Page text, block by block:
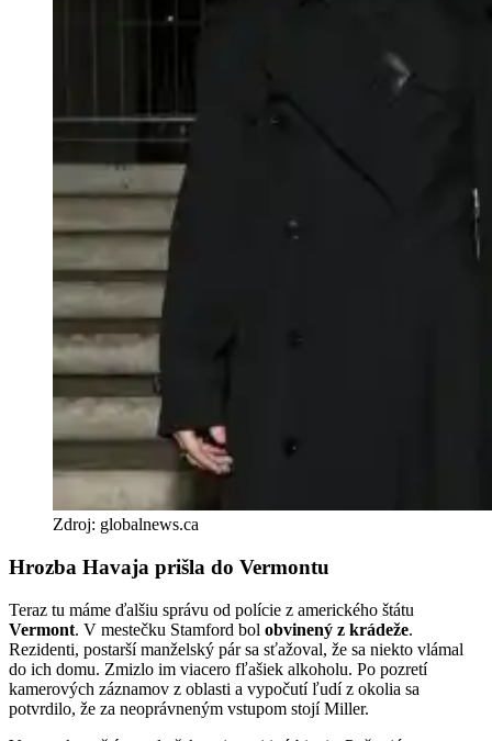
Zdroj: globalnews.ca
Hrozba Havaja prišla do Vermontu
Teraz tu máme ďalšiu správu od polície z amerického štátu
Vermont. V mestečku Stamford bol obvinený z krádeže.
Rezidenti, postarší manželský pár sa sťažoval, že sa niekto vlámal
do ich domu. Zmizlo im viacero fľašiek alkoholu. Po pozretí
kamerových záznamov z oblasti a vypočutí ľudí z okolia sa
potvrdilo, že za neoprávneným vstupom stojí Miller.